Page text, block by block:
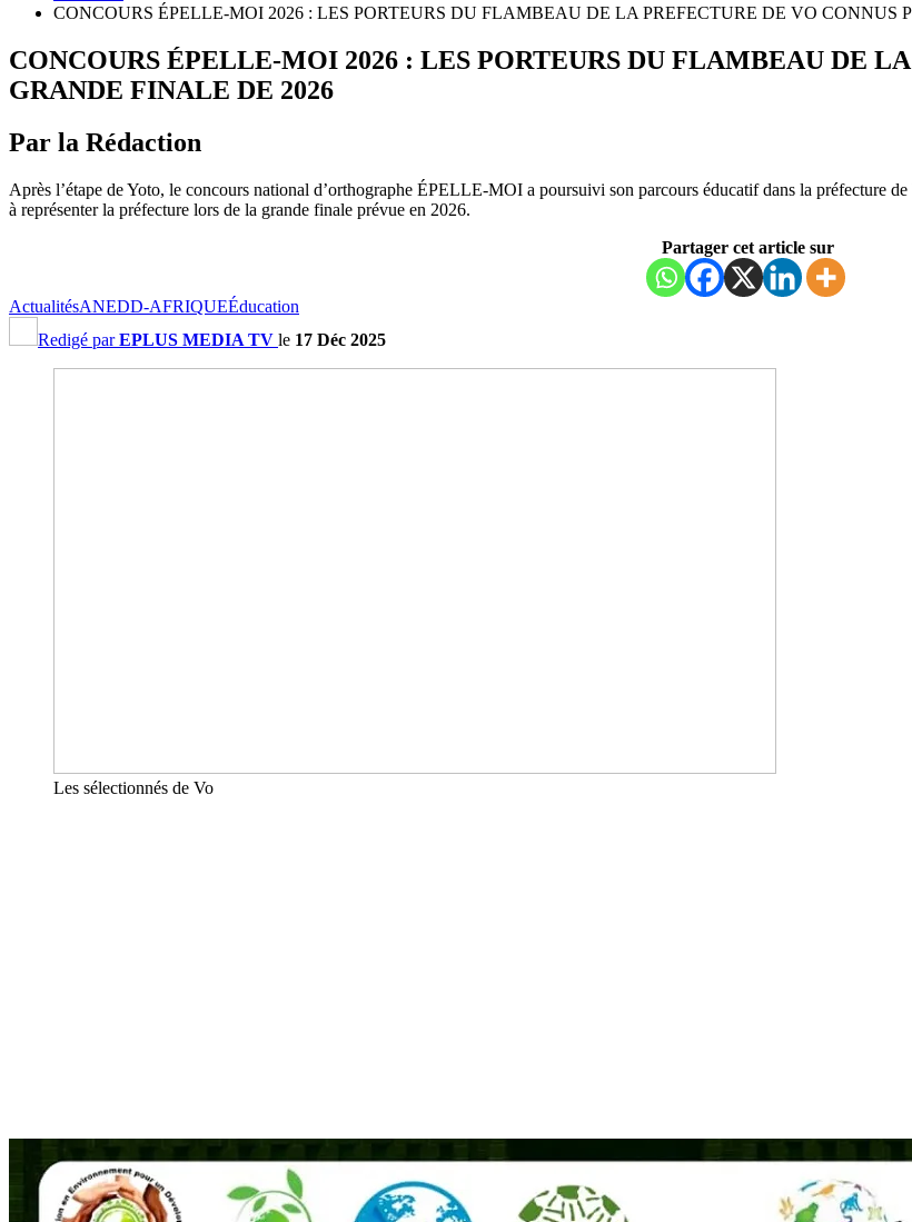
CONCOURS ÉPELLE-MOI 2026 : LES PORTEURS DU FLAMBEAU DE LA PREFECTURE DE VO CONNUS
CONCOURS ÉPELLE-MOI 2026 : LES PORTEURS DU FLAMBEAU DE
GRANDE FINALE DE 2026
Par la Rédaction
Après l’étape de Yoto, le concours national d’orthographe ÉPELLE-MOI a poursuivi son parcours éducatif dans la préfecture
à représenter la préfecture lors de la grande finale prévue en 2026.
Partager cet article sur
ActualitésANEDD-AFRIQUEÉducation
Redigé parEPLUS MEDIA TV le 17 Déc 2025
Les sélectionnés de Vo